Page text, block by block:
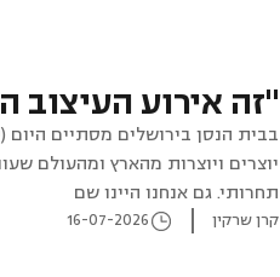
"זה אירוע העיצוב
יוצרים ויוצרות מהארץ ומהעולם
תחרותי. גם אנחנו היינו שם
קרן שרקין 16-07-2026